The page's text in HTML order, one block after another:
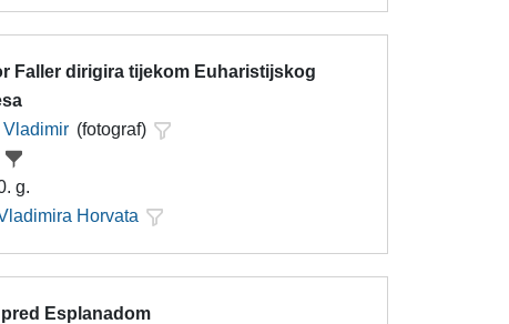
Faller dirigira tijekom Euharistijskog
Vladimir (fotograf)
g.
Horvata
Esplanadom